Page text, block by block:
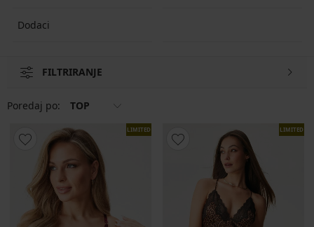
Dodaci
FILTRIRANJE
Poredaj po: TOP
LIMITED LIMITED